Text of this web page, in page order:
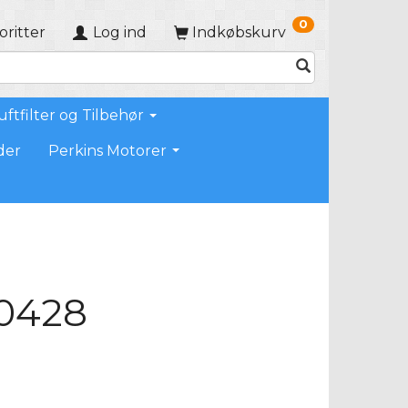
Indkøbskurv 0
Log ind
og Tilbehør
Perkins Motorer